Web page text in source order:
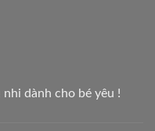
dành cho bé yêu !